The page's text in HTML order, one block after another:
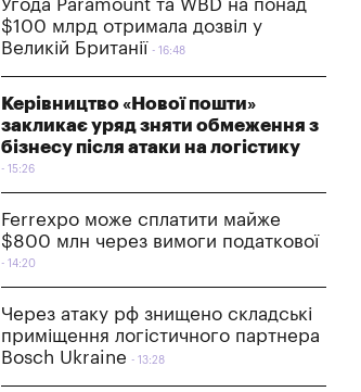
Угода Paramount та WBD на понад
$100 млрд отримала дозвіл у
Великій Британії
16:48
Керівництво «Нової пошти»
закликає уряд зняти обмеження з
бізнесу після атаки на логістику
15:26
Ferrexpo може сплатити майже
$800 млн через вимоги податкової
14:20
Через атаку рф знищено складські
приміщення логістичного партнера
Bosch Ukraine
13:28